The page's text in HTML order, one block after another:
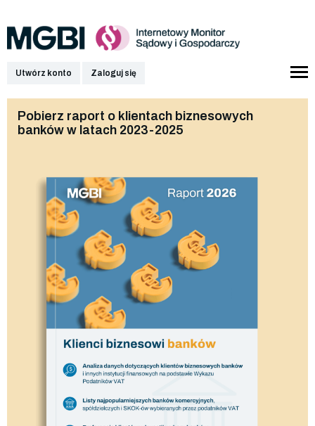
Utwórz konto Zaloguj się
Pobierz raport o klientach biznesowych
banków w latach 2023-2025